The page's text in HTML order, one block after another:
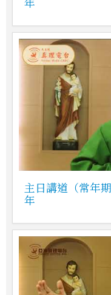
主日講道（常年
年